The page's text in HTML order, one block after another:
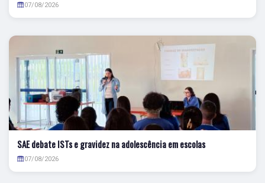
07/08/2026
SAE debate ISTs e gravidez na adolescência em escolas
07/08/2026